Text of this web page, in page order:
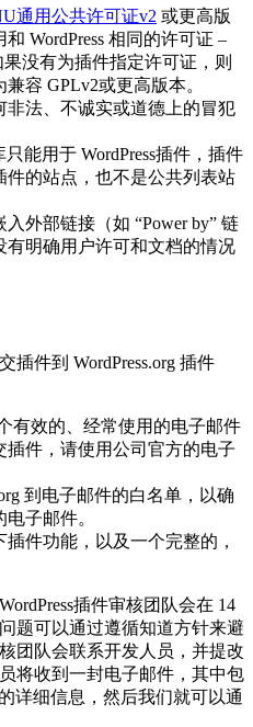
通用公共许可证v2 或更高版
WordPress 相同的许可证 –
没有为插件指定许可证，则
容 GPLv2或更高版本。
非法、不诚实或道德上的冒犯
能用于 WordPress插件，插件
件的站点，也不是公共列表站
外部链接（如 “Power by” 链
有明确用户许可和文档的情况
插件到 WordPress.org 插件
有效的、经常使用的电子邮件
件，请使用公司官方的电子
到电子邮件的白名单，以确
子邮件。
件功能，以及一个完整的，
插件审核团队会在 14
题可以通过遵循知道方针来避
团队会联系开发人员，并提改
将收到一封电子邮件，其中包
详细信息，然后我们就可以通